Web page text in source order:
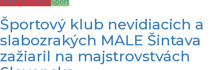
Ostatné športyŠport
Športový klub nevidiacich a
slabozrakých MALE Šintava
zažiaril na majstrovstvách